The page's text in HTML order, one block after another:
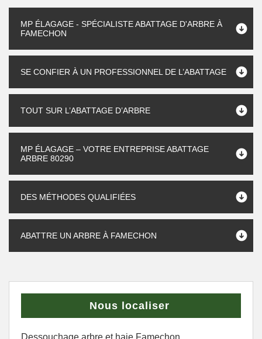
MP ÉLAGAGE - SPÉCIALISTE ABATTAGE D'ARBRE À
FAMECHON
SE CONFIER À UN PROFESSIONNEL DE L’ABATTAGE
TOUT SUR L’ABATTAGE D’ARBRE
MP ÉLAGAGE – VOTRE ENTREPRISE ABATTAGE
ARBRE 80290
DES MÉTHODES QUALIFIÉES
ABATTRE UN ARBRE À FAMECHON
Nous localiser
Dessouchage arbre et haie Famechon